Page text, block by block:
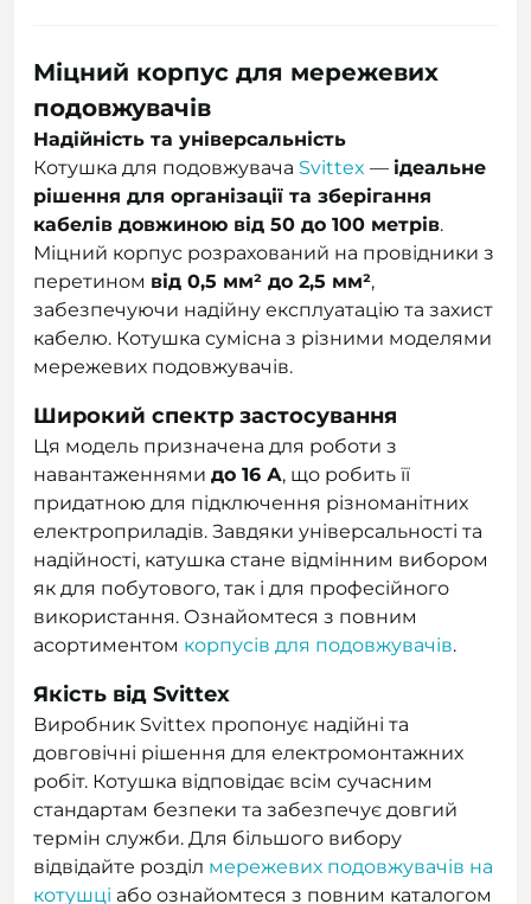
Міцний корпус для мережевих
подовжувачів
Надійність та універсальність
Котушка для подовжувача Svittex — ідеальне
рішення для організації та зберігання
кабелів довжиною від 50 до 100 метрів.
Міцний корпус розрахований на провідники з
перетином від 0,5 мм² до 2,5 мм²,
забезпечуючи надійну експлуатацію та захист
кабелю. Котушка сумісна з різними моделями
мережевих подовжувачів.
Широкий спектр застосування
Ця модель призначена для роботи з
навантаженнями до 16 А, що робить її
придатною для підключення різноманітних
електроприладів. Завдяки універсальності та
надійності, катушка стане відмінним вибором
як для побутового, так і для професійного
використання. Ознайомтеся з повним
асортиментом корпусів для подовжувачів.
Якість від Svittex
Виробник Svittex пропонує надійні та
довговічні рішення для електромонтажних
робіт. Котушка відповідає всім сучасним
стандартам безпеки та забезпечує довгий
термін служби. Для більшого вибору
відвідайте розділ мережевих подовжувачів на
котушці або ознайомтеся з повним каталогом